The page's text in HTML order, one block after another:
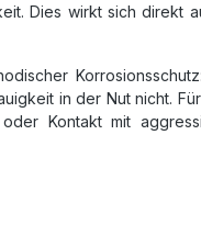
Dies wirkt sich direkt
in der Nut nicht.
Kontakt mit